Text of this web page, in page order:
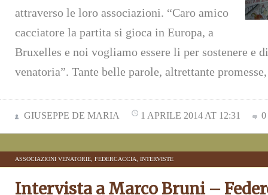
attraverso le loro associazioni. “Caro amico
cacciatore la partita si gioca in Europa, a
Bruxelles e noi vogliamo essere li per sostenere e
venatoria”. Tante belle parole, altrettante
GIUSEPPE DE MARIA 1 APRILE 2014 AT 12:31
ASSOCIAZIONI VENATORIE FEDERCACCIA INTERVISTE
Intervista a Marco Bruni –